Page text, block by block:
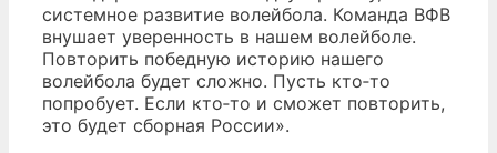
системное развитие волейбола. Команда ВФВ
внушает уверенность в нашем волейболе.
Повторить победную историю нашего
волейбола будет сложно. Пусть кто‑то
попробует. Если кто‑то и сможет повторить,
это будет сборная России».